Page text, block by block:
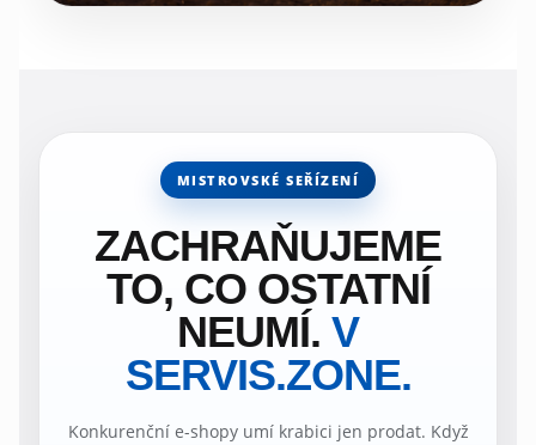
MISTROVSKÉ SEŘÍZENÍ
ZACHRAŇUJEME
TO, CO OSTATNÍ
NEUMÍ. V
SERVIS.ZONE.
Konkurenční e-shopy umí krabici jen prodat. Když